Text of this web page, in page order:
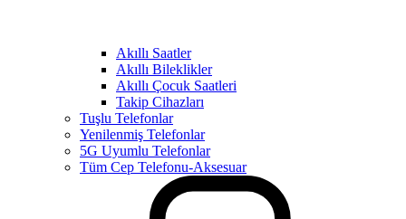
Akıllı Saatler
Akıllı Bileklikler
Akıllı Çocuk Saatleri
Takip Cihazları
Tuşlu Telefonlar
Yenilenmiş Telefonlar
5G Uyumlu Telefonlar
Tüm Cep Telefonu-Aksesuar